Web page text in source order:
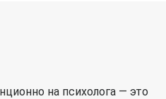
на психолога — это